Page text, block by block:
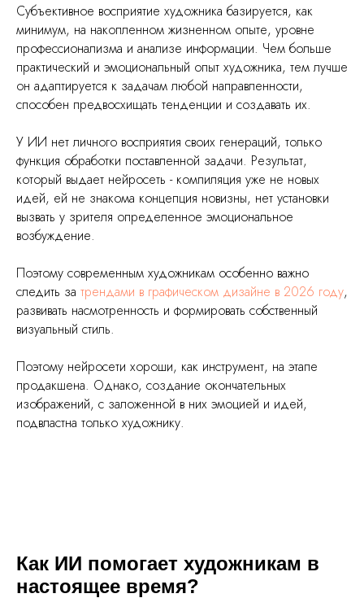
Субъективное восприятие художника базируется, как
минимум, на накопленном жизненном опыте, уровне
профессионализма и анализе информации. Чем больше
практический и эмоциональный опыт художника, тем лучше
он адаптируется к задачам любой направленности,
способен предвосхищать тенденции и создавать их.
У ИИ нет личного восприятия своих генераций, только
функция обработки поставленной задачи. Результат,
который выдает нейросеть - компиляция уже не новых
идей, ей не знакома концепция новизны, нет установки
вызвать у зрителя определенное эмоциональное
возбуждение.
Поэтому современным художникам особенно важно
следить за трендами в графическом дизайне в 2026 году,
развивать насмотренность и формировать собственный
визуальный стиль.
Поэтому нейросети хороши, как инструмент, на этапе
продакшена. Однако, создание окончательных
изображений, с заложенной в них эмоцией и идей,
подвластна только художнику.
Как ИИ помогает художникам в
настоящее время?